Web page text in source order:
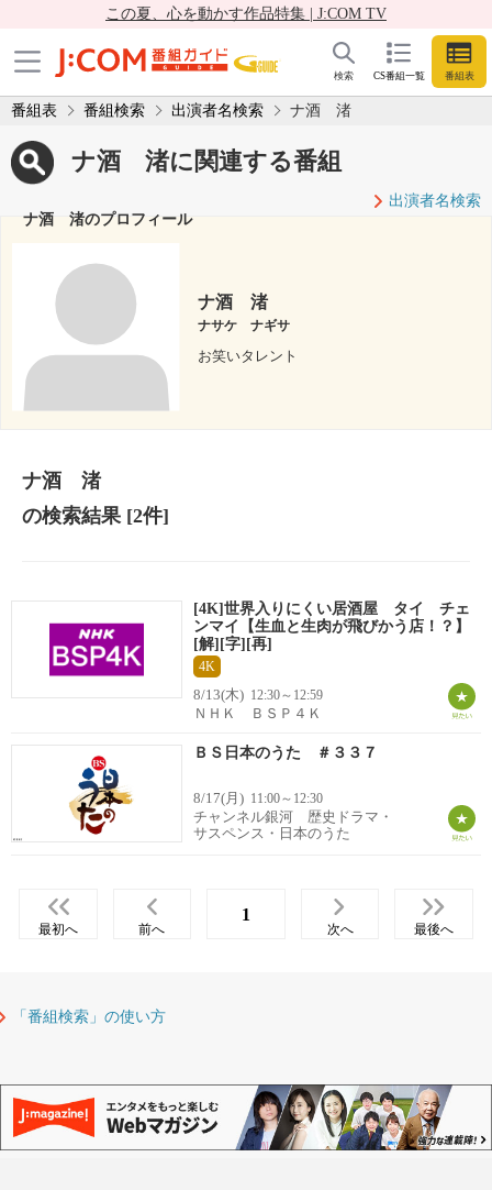
この夏、心を動かす作品特集 | J:COM TV
CS番組一覧 番組表
検索
番組表 番組検索 出演者名検索 ナ酒 渚
ナ酒 渚に関連する番組
出演者名検索
ナ酒 渚のプロフィール
ナ酒 渚
ナサケ ナギサ
お笑いタレント
ナ酒 渚
の検索結果[2件]
[4K]世界入りにくい居酒屋 タイ チェ
ンマイ【生血と生肉が飛びかう店！？】
[解][字][再]
4K
8/13(木) 12:30～12:59
ＮＨＫ ＢＳＰ４Ｋ
ＢＳ日本のうた ＃３３７
8/17(月) 11:00～12:30
チャンネル銀河 歴史ドラマ・
サスペンス・日本のうた
最初へ 前へ
1
次へ 最後へ
「番組検索」の使い方